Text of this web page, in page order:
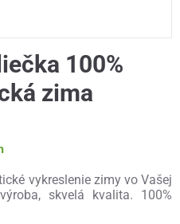
100%
zima
vykreslenie zimy vo Vašej
skvelá kvalita. 100%